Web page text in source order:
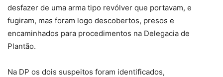
desfazer de uma arma tipo revólver que portavam, e
fugiram, mas foram logo descobertos, presos e
encaminhados para procedimentos na Delegacia de
Plantão.
Na DP os dois suspeitos foram identificados,